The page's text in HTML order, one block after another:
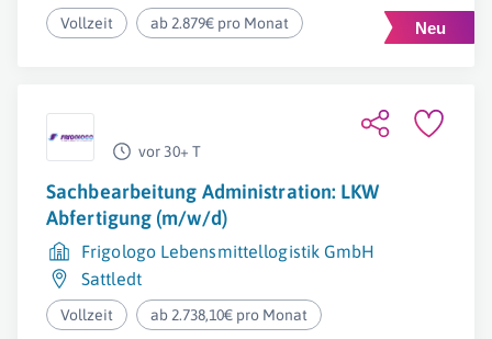
Vollzeit ab 2.879€ pro Monat
vor 30+ T
Sachbearbeitung Administration: LKW
Abfertigung (m/w/d)
Frigologo Lebensmittellogistik GmbH
Sattledt
Vollzeit ab 2.738,10€ pro Monat